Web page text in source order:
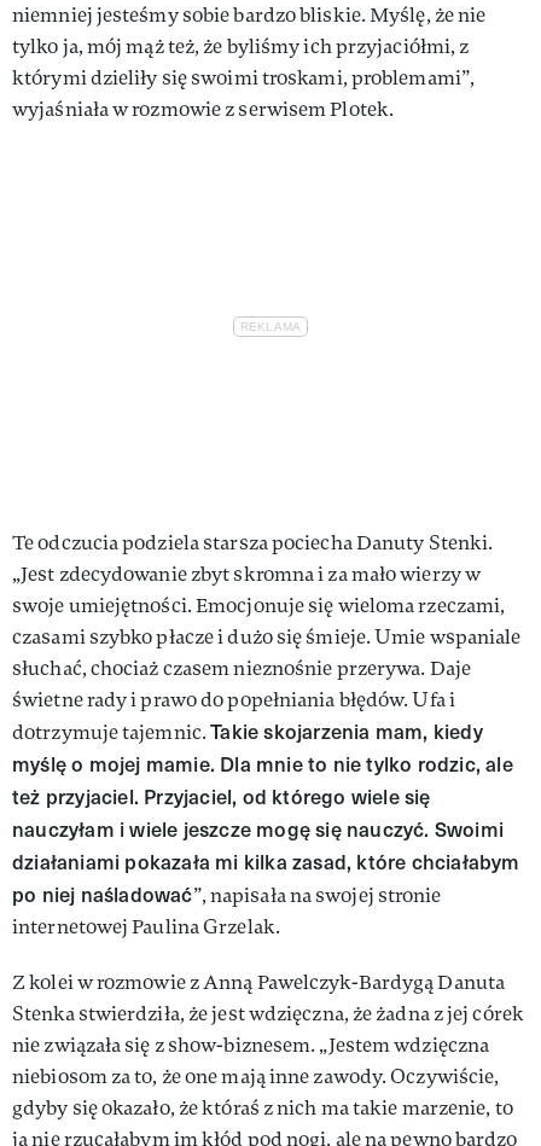
niemniej jesteśmy sobie bardzo bliskie. Myślę, że nie
tylko ja, mój mąż też, że byliśmy ich przyjaciółmi, z
którymi dzieliły się swoimi troskami, problemami”,
wyjaśniała w rozmowie z serwisem Plotek.
Te odczucia podziela starsza pociecha Danuty Stenki.
„Jest zdecydowanie zbyt skromna i za mało wierzy w
swoje umiejętności. Emocjonuje się wieloma rzeczami,
czasami szybko płacze i dużo się śmieje. Umie wspaniale
słuchać, chociaż czasem nieznośnie przerywa. Daje
świetne rady i prawo do popełniania błędów. Ufa i
dotrzymuje tajemnic.Takie skojarzenia mam, kiedy
myślę o mojej mamie. Dla mnie to nie tylko rodzic, ale
też przyjaciel. Przyjaciel, od którego wiele się
nauczyłam i wiele jeszcze mogę się nauczyć. Swoimi
działaniami pokazała mi kilka zasad, które chciałabym
po niej naśladować”, napisała na swojej stronie
internetowej Paulina Grzelak.
Z kolei w rozmowie z Anną Pawelczyk-Bardygą Danuta
Stenka stwierdziła, że jest wdzięczna, że żadna z jej córek
nie związała się z show-biznesem. „Jestem wdzięczna
niebiosom za to, że one mają inne zawody. Oczywiście,
gdyby się okazało, że któraś z nich ma takie marzenie, to
ja nie rzucałabym im kłód pod nogi, ale na pewno bardzo